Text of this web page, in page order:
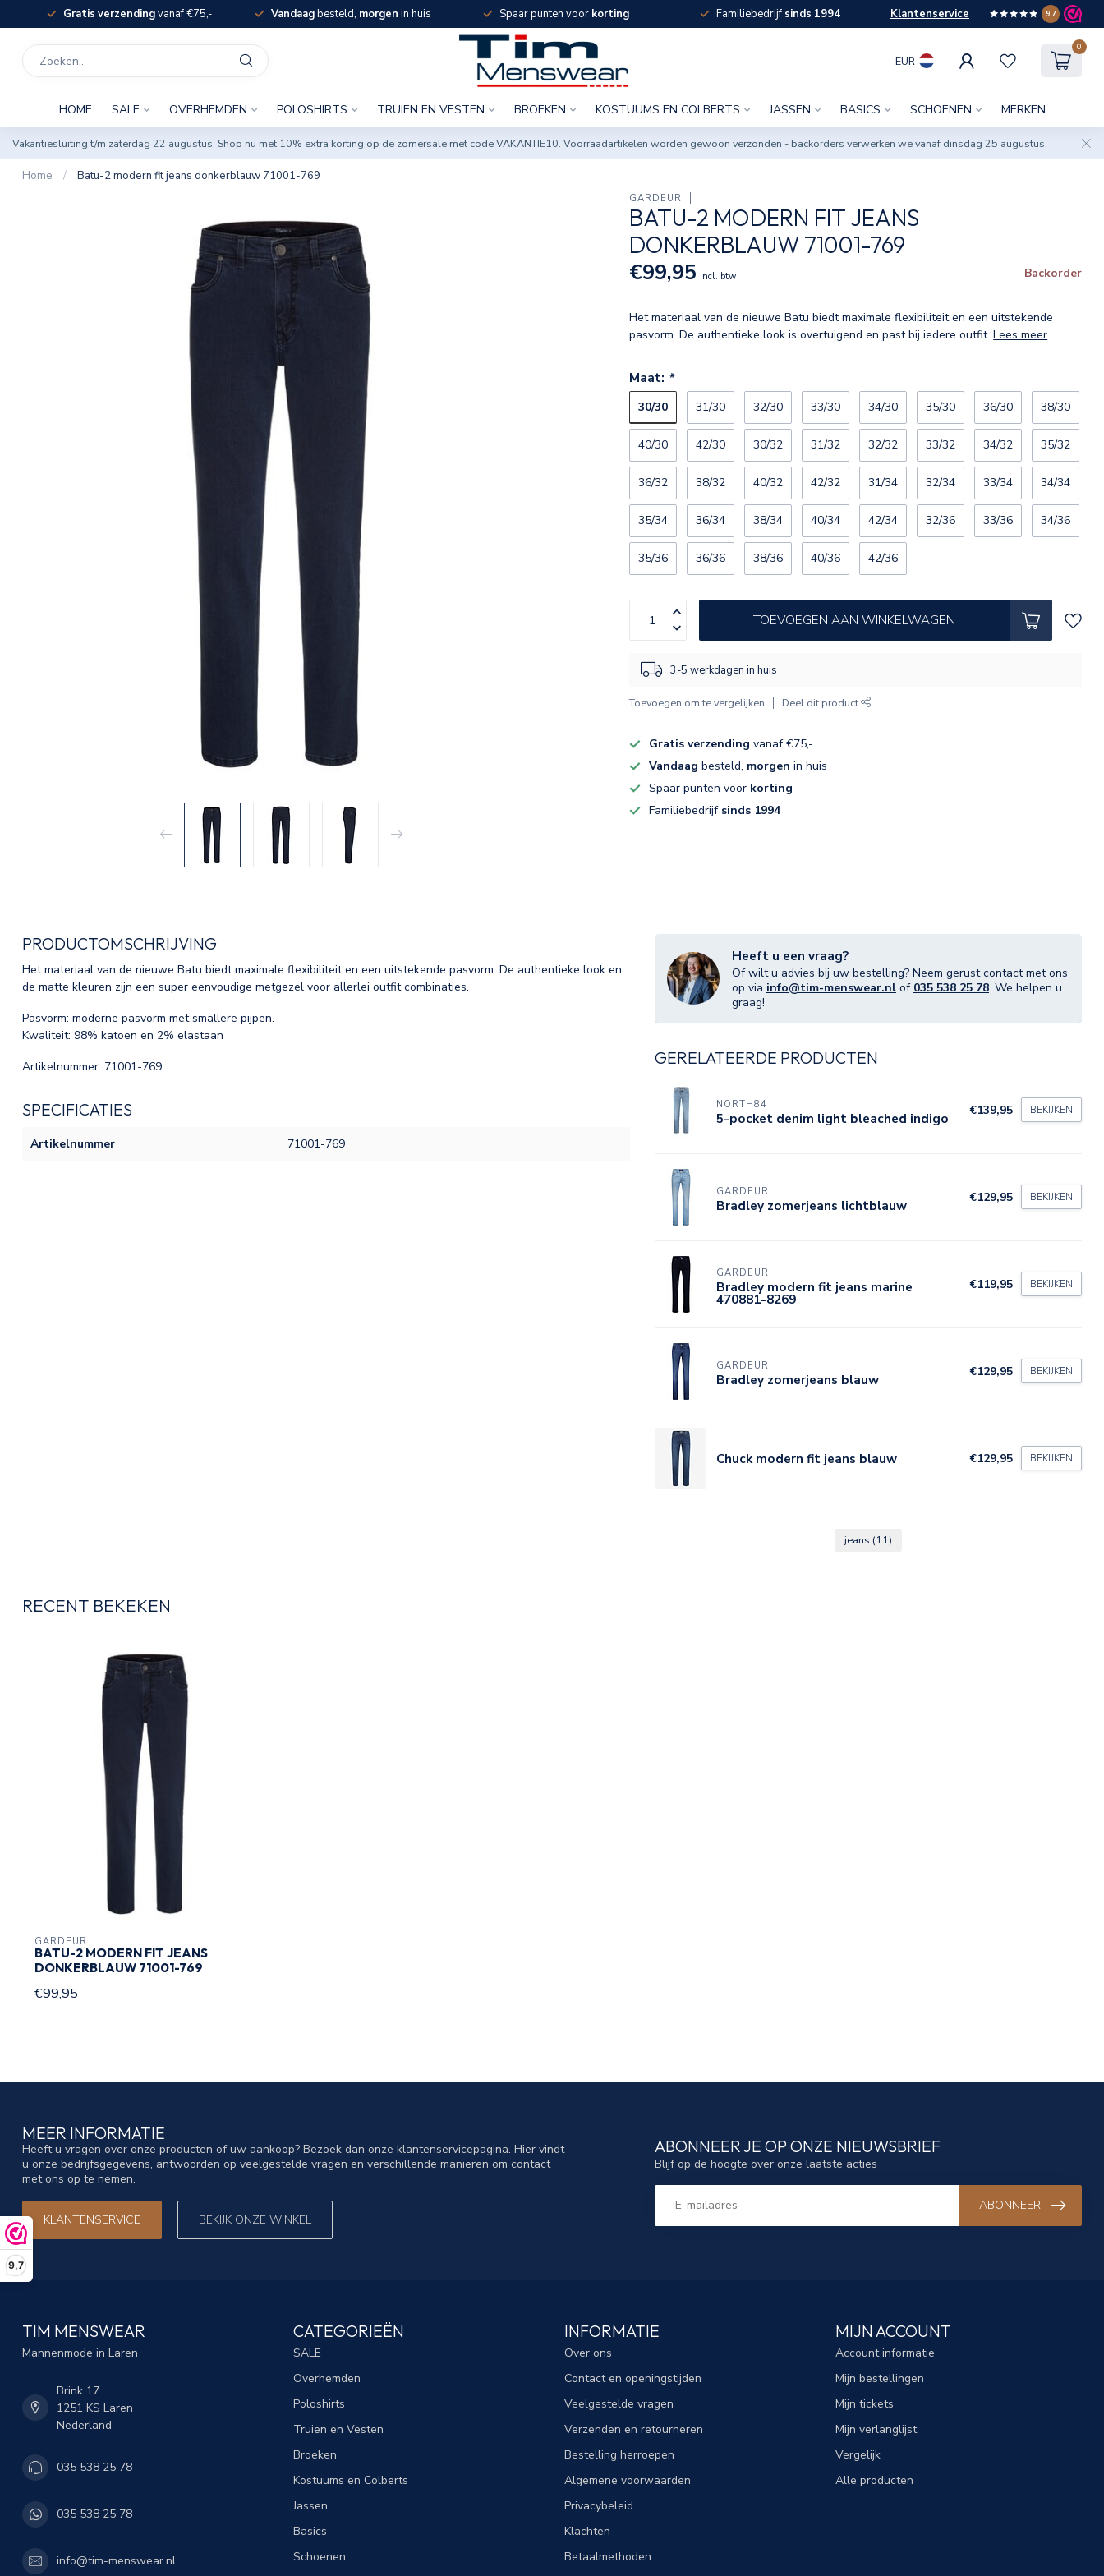
9,7
Gratis verzendingvanaf €75,- Vandaagbesteld, morgen in huis Spaar punten voor korting Familiebedrijf sinds 1994 Klantenservice 9.7
EUR
0
HOME SALE OVERHEMDEN POLOSHIRTS TRUIEN EN VESTEN BROEKEN KOSTUUMS EN COLBERTS JASSEN BASICS SCHOENEN MERKEN
Vakantiesluiting t/m zaterdag 22 augustus. Shop nu met 10% extra korting op de zomersale met code VAKANTIE10. Voorraadartikelen worden gewoon verzonden - backorders verwerken we vanaf dinsdag 25 augustus.
Home / Batu-2 modern fit jeans donkerblauw 71001-769
GARDEUR
BATU-2 MODERN FIT JEANS
DONKERBLAUW 71001-769
€99,95 Incl. btw Backorder
Het materiaal van de nieuwe Batu biedt maximale flexibiliteit en een uitstekende
pasvorm. De authentieke look is overtuigend en past bij iedere outfit.Lees meer.
Maat: *
30/30 31/30 32/30 33/30 34/30 35/30 36/30 38/30
40/30 42/30 30/32 31/32 32/32 33/32 34/32 35/32
36/32 38/32 40/32 42/32 31/34 32/34 33/34 34/34
35/34 36/34 38/34 40/34 42/34 32/36 33/36 34/36
35/36 36/36 38/36 40/36 42/36
TOEVOEGEN AAN WINKELWAGEN
3-5 werkdagen in huis
Toevoegen om te vergelijken Deel dit product
Gratis verzending vanaf €75,-
Vandaag besteld, morgen in huis
Spaar punten voor korting
Familiebedrijf sinds 1994
PRODUCTOMSCHRIJVING
Het materiaal van de nieuwe Batu biedt maximale flexibiliteit en een uitstekende pasvorm. De authentieke look en
de matte kleuren zijn een super eenvoudige metgezel voor allerlei outfit combinaties.
Pasvorm: moderne pasvorm met smallere pijpen.
Kwaliteit: 98% katoen en 2% elastaan
Artikelnummer: 71001-769
SPECIFICATIES
Artikelnummer 71001-769
Heeft u een vraag?
Of wilt u advies bij uw bestelling? Neem gerust contact met ons
op via info@tim-menswear.nl of 035 538 25 78. We helpen u
graag!
GERELATEERDE PRODUCTEN
NORTH84
5-pocket denim light bleached indigo €139,95 BEKIJKEN
GARDEUR
Bradley zomerjeans lichtblauw €129,95 BEKIJKEN
GARDEUR
Bradley modern fit jeans marine
470881-8269
€119,95 BEKIJKEN
GARDEUR
Bradley zomerjeans blauw €129,95 BEKIJKEN
Chuck modern fit jeans blauw €129,95 BEKIJKEN
jeans (11)
RECENT BEKEKEN
GARDEUR
BATU-2 MODERN FIT JEANS
DONKERBLAUW 71001-769
€99,95
MEER INFORMATIE
Heeft u vragen over onze producten of uw aankoop? Bezoek dan onze klantenservicepagina. Hier vindt
u onze bedrijfsgegevens, antwoorden op veelgestelde vragen en verschillende manieren om contact
met ons op te nemen.
KLANTENSERVICE BEKIJK ONZE WINKEL
ABONNEER JE OP ONZE NIEUWSBRIEF
Blijf op de hoogte over onze laatste acties
ABONNEER
TIM MENSWEAR
Mannenmode in Laren
Brink 17
1251 KS Laren
Nederland
035 538 25 78
035 538 25 78
info@tim-menswear.nl
CATEGORIEËN
SALE
Overhemden
Poloshirts
Truien en Vesten
Broeken
Kostuums en Colberts
Jassen
Basics
Schoenen
INFORMATIE
Over ons
Contact en openingstijden
Veelgestelde vragen
Verzenden en retourneren
Bestelling herroepen
Algemene voorwaarden
Privacybeleid
Klachten
Betaalmethoden
MIJN ACCOUNT
Account informatie
Mijn bestellingen
Mijn tickets
Mijn verlanglijst
Vergelijk
Alle producten